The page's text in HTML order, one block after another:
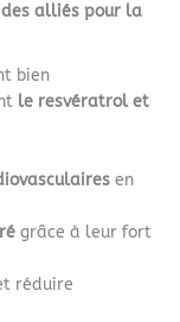
alliés pour la
bien
le resvératrol et
en
grâce à leur fort
réduire